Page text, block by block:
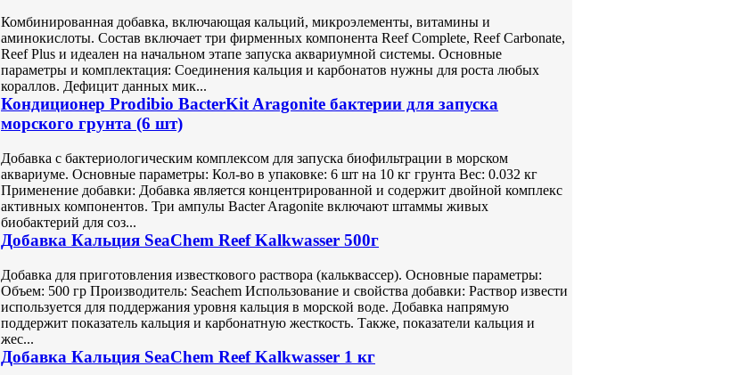
Комбинированная добавка, включающая кальций, микроэлементы, витамины и
аминокислоты. Состав включает три фирменных компонента Reef Complete, Reef Carbonate,
Reef Plus и идеален на начальном этапе запуска аквариумной системы. Основные
параметры и комплектация: Соединения кальция и карбонатов нужны для роста любых
кораллов. Дефицит данных мик...
Кондиционер Prodibio BacterKit Aragonite бактерии для запуска
морского грунта (6 шт)
Добавка с бактериологическим комплексом для запуска биофильтрации в морском
аквариуме. Основные параметры: Кол-во в упаковке: 6 шт на 10 кг грунта Вес: 0.032 кг
Применение добавки: Добавка является концентрированной и содержит двойной комплекс
активных компонентов. Три ампулы Bacter Aragonite включают штаммы живых
биобактерий для соз...
Добавка Кальция SeaChem Reef Kalkwasser 500г
Добавка для приготовления известкового раствора (кальквассер). Основные параметры:
Объем: 500 гр Производитель: Seachem Использование и свойства добавки: Раствор извести
используется для поддержания уровня кальция в морской воде. Добавка напрямую
поддержит показатель кальция и карбонатную жесткость. Также, показатели кальция и
жес...
Добавка Кальция SeaChem Reef Kalkwasser 1 кг